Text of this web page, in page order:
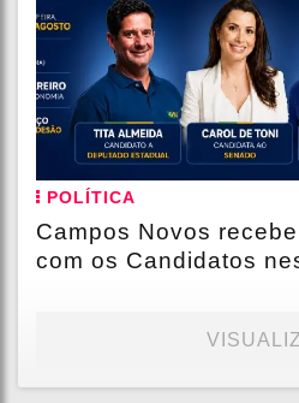
POLÍTICA
Campos Novos
com os Candidatos